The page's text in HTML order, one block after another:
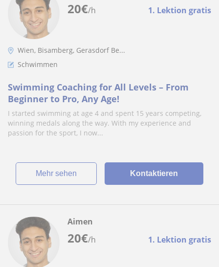
20€/h 1. Lektion gratis
Wien, Bisamberg, Gerasdorf Be...
Schwimmen
Swimming Coaching for All Levels – From
Beginner to Pro, Any Age!
I started swimming at age 4 and spent 15 years competing,
winning medals along the way. With my experience and
passion for the sport, I now...
Mehr sehen Kontaktieren
20€/h 1. Lektion gratis
Aimen